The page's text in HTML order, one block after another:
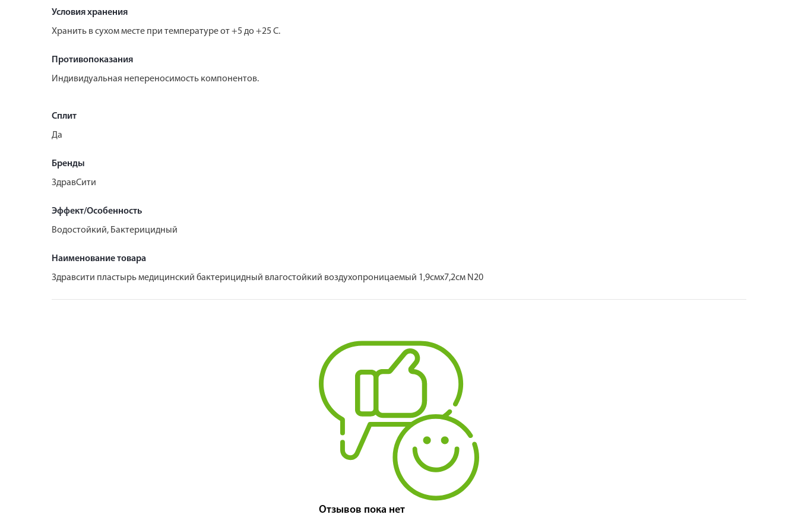
Условия хранения
Хранить в сухом месте при температуре от +5 до +25 С.
Противопоказания
Индивидуальная непереносимость компонентов.
Сплит
Да
Бренды
ЗдравСити
Эффект/Особенность
Водостойкий, Бактерицидный
Наименование товара
Здравсити пластырь медицинский бактерицидный влагостойкий воздухопроницаемый 1,9смх7,2см N20
Отзывов пока нет